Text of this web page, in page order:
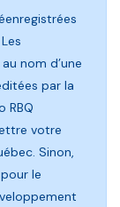
nom d’une
par la
RBQ
votre
Sinon,
le